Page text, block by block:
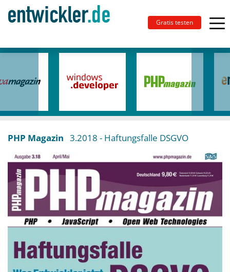
Gratis testen
PHP Magazin 3.2018 - Haftungsfalle DSGVO